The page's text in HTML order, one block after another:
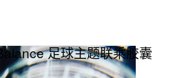
足球主题联乘胶囊